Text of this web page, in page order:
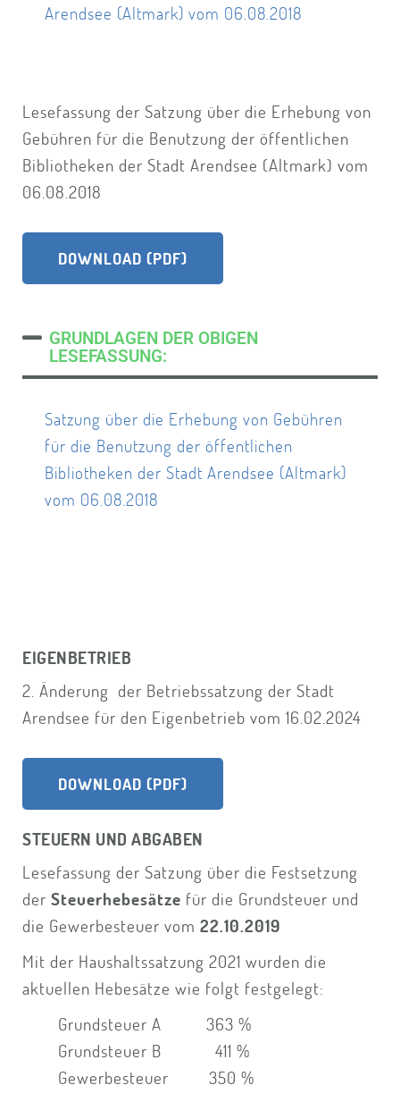
Arendsee (Altmark) vom 06.08.2018
Lesefassung der Satzung über die Erhebung von
Gebühren für die Benutzung der öffentlichen
Bibliotheken der Stadt Arendsee (Altmark) vom
06.08.2018
DOWNLOAD (PDF)
GRUNDLAGEN DER OBIGEN
LESEFASSUNG:
Satzung über die Erhebung von Gebühren
für die Benutzung der öffentlichen
Bibliotheken der Stadt Arendsee (Altmark)
vom 06.08.2018
EIGENBETRIEB
2. Änderung der Betriebssatzung der Stadt
Arendsee für den Eigenbetrieb vom 16.02.2024
DOWNLOAD (PDF)
STEUERN UND ABGABEN
Lesefassung der Satzung über die Festsetzung
der Steuerhebesätze für die Grundsteuer und
die Gewerbesteuer vom 22.10.2019
Mit der Haushaltssatzung 2021 wurden die
aktuellen Hebesätze wie folgt festgelegt:
Grundsteuer A 363 %
Grundsteuer B 411 %
Gewerbesteuer 350 %